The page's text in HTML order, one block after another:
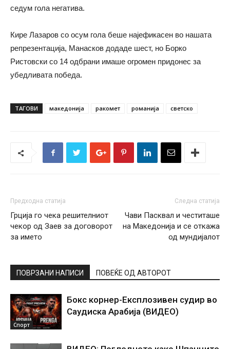
седум гола негатива.
Кире Лазаров со осум гола беше најефикасен во нашата
репрезентација, Манасков додаде шест, но Борко
Ристовски со 14 одбрани имаше огромен придонес за
убедливата победа.
ТАГОВИ македонија ракомет романија светско
Предходна статија
Грција го чека решителниот
чекор од Заев за договорот
за името
Следна статија
Чави Пасквал и честиташе
на Македонија и се откажа
од мундијалот
ПОВРЗАНИ НАПИСИ ПОВЕЌЕ ОД АВТОРОТ
Спорт
Бокс корнер-Експлозивен судир во
Саудиска Арабија (ВИДЕО)